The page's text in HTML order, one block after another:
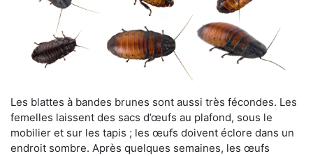
Les blattes à bandes brunes sont aussi très fécondes. Les
femelles laissent des sacs d’œufs au plafond, sous le
mobilier et sur les tapis ; les œufs doivent éclore dans un
endroit sombre. Après quelques semaines, les œufs